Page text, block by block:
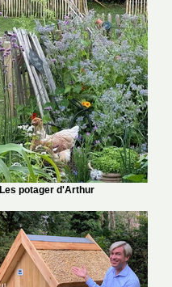
Les potager d'Arthur